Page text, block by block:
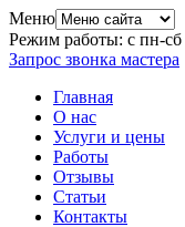
Меню
Режим работы: с пн-сб
Запрос звонка мастера
Главная
О нас
Услуги и цены
Работы
Отзывы
Статьи
Контакты